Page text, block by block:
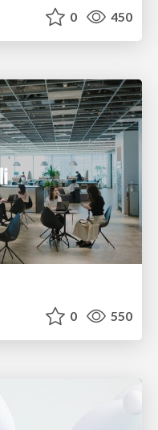
0 450
0 550